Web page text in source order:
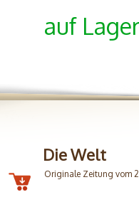
auf
Die Welt
Originale Zeitung vom